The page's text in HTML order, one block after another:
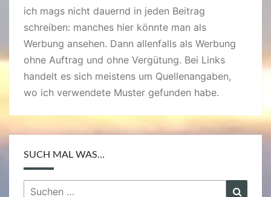
ich mags nicht dauernd in jeden Beitrag
schreiben: manches hier könnte man als
Werbung ansehen. Dann allenfalls als Werbung
ohne Auftrag und ohne Vergütung. Bei Links
handelt es sich meistens um Quellenangaben,
wo ich verwendete Muster gefunden habe.
SUCH MAL WAS…
Suchen